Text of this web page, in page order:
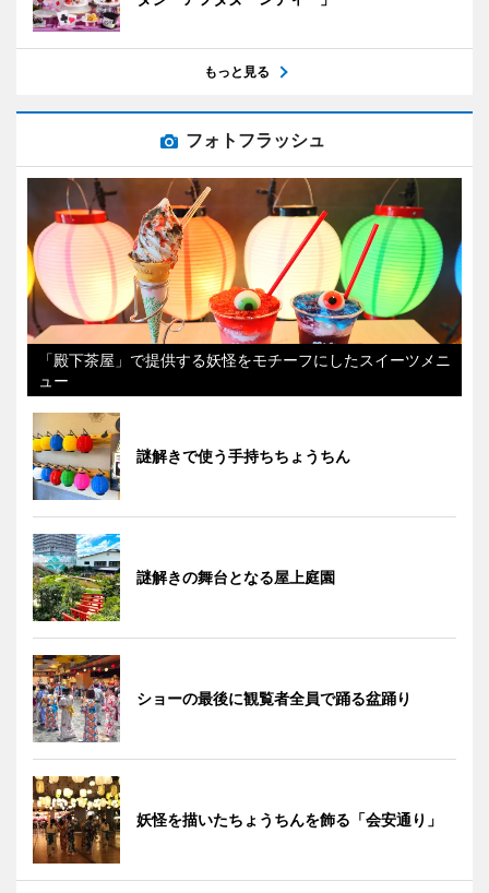
もっと見る
フォトフラッシュ
「殿下茶屋」で提供する妖怪をモチーフにしたスイーツメニ
ュー
謎解きで使う手持ちちょうちん
謎解きの舞台となる屋上庭園
ショーの最後に観覧者全員で踊る盆踊り
妖怪を描いたちょうちんを飾る「会安通り」